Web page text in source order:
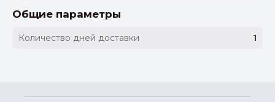
Общие параметры
Количество дней доставки 1